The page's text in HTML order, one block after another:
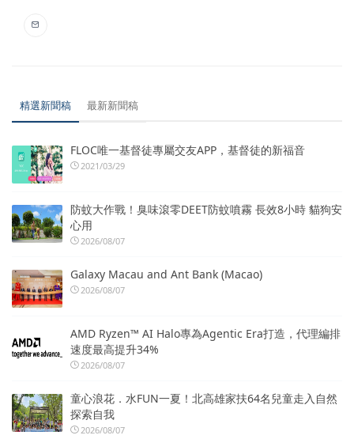
精選新聞稿 最新新聞稿
FLOC唯一基督徒專屬交友APP，基督徒的新福音
2021/03/29
防蚊大作戰！臭味滾零DEET防蚊噴霧 長效8小時 貓狗安
心用
2026/08/07
Galaxy Macau and Ant Bank (Macao)
2026/08/07
AMD Ryzen™ AI Halo專為Agentic Era打造，代理編排
速度最高提升34%
2026/08/07
童心浪花．水FUN一夏！北高雄家扶64名兒童走入自然
探索自我
2026/08/07